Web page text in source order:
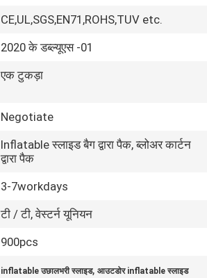
CE,UL,SGS,EN71,ROHS,TUV etc.
2020 के डब्ल्यूएस -01
एक टुकड़ा
Negotiate
Inflatable स्लाइड बैग द्वारा पैक, ब्लोअर कार्टन
द्वारा पैक
3-7workdays
टी / टी, वेस्टर्न यूनियन
900pcs
inflatable उछालभरी स्लाइड,आउटडोर inflatable स्लाइड